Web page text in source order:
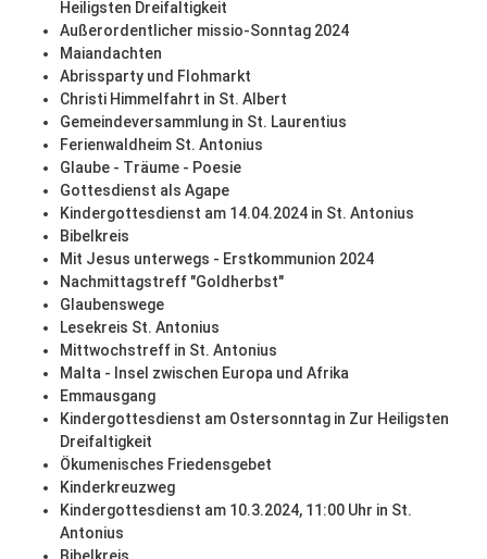
Heiligsten Dreifaltigkeit
Außerordentlicher missio-Sonntag 2024
Maiandachten
Abrissparty und Flohmarkt
Christi Himmelfahrt in St. Albert
Gemeindeversammlung in St. Laurentius
Ferienwaldheim St. Antonius
Glaube - Träume - Poesie
Gottesdienst als Agape
Kindergottesdienst am 14.04.2024 in St. Antonius
Bibelkreis
Mit Jesus unterwegs - Erstkommunion 2024
Nachmittagstreff "Goldherbst"
Glaubenswege
Lesekreis St. Antonius
Mittwochstreff in St. Antonius
Malta - Insel zwischen Europa und Afrika
Emmausgang
Kindergottesdienst am Ostersonntag in Zur Heiligsten
Dreifaltigkeit
Ökumenisches Friedensgebet
Kinderkreuzweg
Kindergottesdienst am 10.3.2024, 11:00 Uhr in St.
Antonius